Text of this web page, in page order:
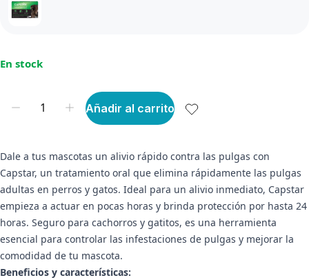
En stock
Añadir al carrito
Dale a tus mascotas un alivio rápido contra las pulgas con
Capstar, un tratamiento oral que elimina rápidamente las pulgas
adultas en perros y gatos. Ideal para un alivio inmediato, Capstar
empieza a actuar en pocas horas y brinda protección por hasta 24
horas. Seguro para cachorros y gatitos, es una herramienta
esencial para controlar las infestaciones de pulgas y mejorar la
comodidad de tu mascota.
Beneficios y características: